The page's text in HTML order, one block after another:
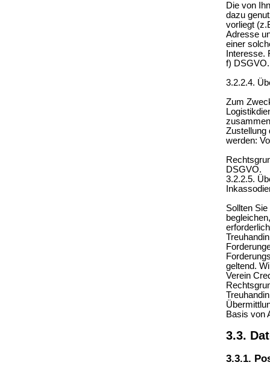
Die von
dazu
vorliegt
Adresse
einer
Interesse.
f) DSGVO.
3.2.2.4.
Zum
Zustellung
werden:
DSGVO.
3.2.2.5.
Sollten
geltend.
Verein
Basis von
3.3.
3.3.1.